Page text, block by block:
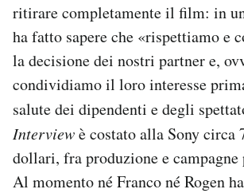
ritirare completamente il film: in
ha fatto sapere che «rispettiamo e
la decisione dei nostri partner e,
condividiamo il loro interesse
salute dei dipendenti e degli
Interviewè costato alla Sony
dollari, fra produzione e
Al momento né Franco né Rogen